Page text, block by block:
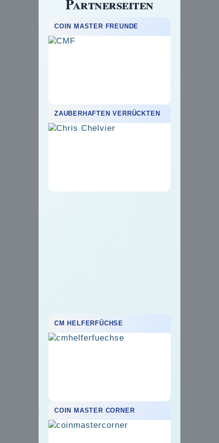
Partnerseiten
COIN MASTER FREUNDE
ZAUBERHAFTEN VERRÜCKTEN
CM HELFERFÜCHSE
COIN MASTER CORNER